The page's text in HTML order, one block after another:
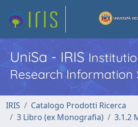
UniSa - IRIS
Research Information
IRIS
Catalogo Prodotti Ricerca
3 Libro (ex Monografia)
3.1.2